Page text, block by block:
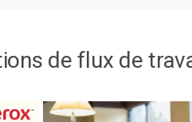
de flux de